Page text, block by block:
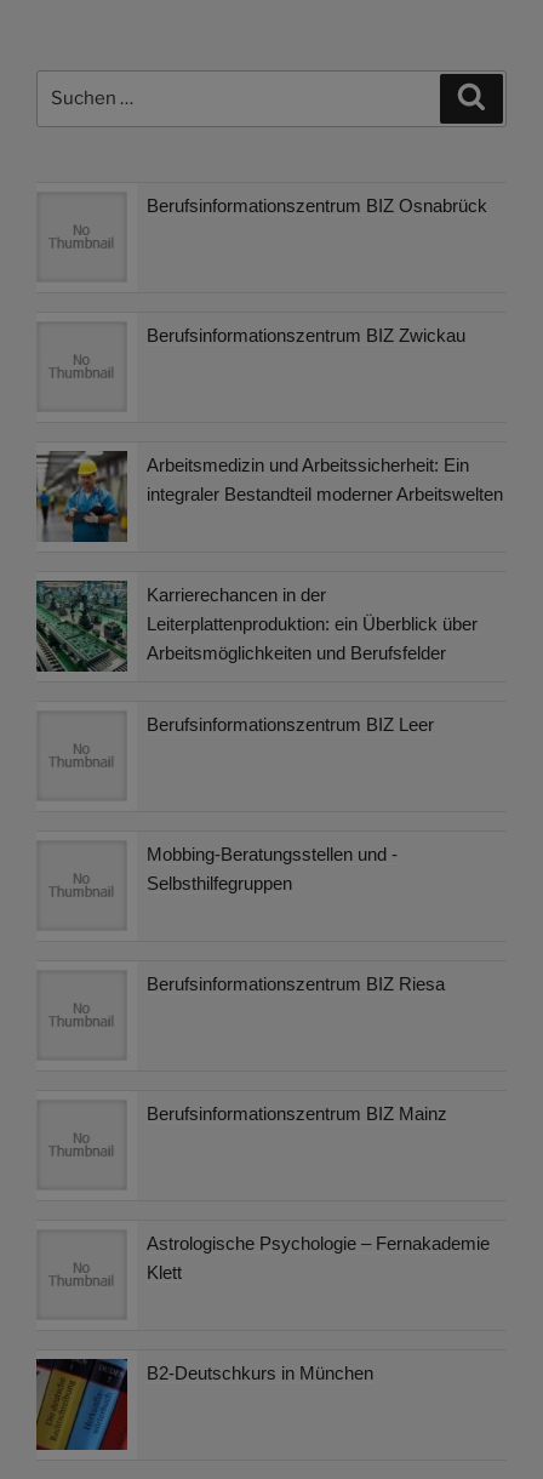
Berufsinformationszentrum BIZ Osnabrück
Berufsinformationszentrum BIZ Zwickau
Arbeitsmedizin und Arbeitssicherheit: Ein
integraler Bestandteil moderner Arbeitswelten
Karrierechancen in der
Leiterplattenproduktion: ein Überblick über
Arbeitsmöglichkeiten und Berufsfelder
Berufsinformationszentrum BIZ Leer
Mobbing-Beratungsstellen und -
Selbsthilfegruppen
Berufsinformationszentrum BIZ Riesa
Berufsinformationszentrum BIZ Mainz
Astrologische Psychologie – Fernakademie
Klett
B2-Deutschkurs in München